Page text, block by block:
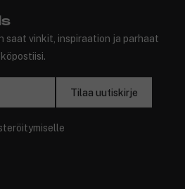
saat vinkit, inspiraation ja parhaat
Tilaa uutiskirje